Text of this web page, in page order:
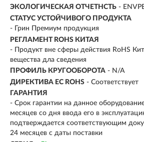
ЭКОЛОГИЧЕСКАЯ ОТЧЕТНСТЬ -
СТАТУС УСТОЙЧИВОГО ПРОДУКТА
- Грин Премиум продукция
РЕГЛАМЕНТ ROHS КИТАЯ
- Продукт вне сферы действия RoHS
вещества дла сведения
ПРОФИЛЬ КРУГООБОРОТА - N/A
ДИРЕКТИВА EC ROHS - Соответствует
ГАРАНТИЯ
- Срок гарантии на данное
месяцев со дня ввода его в
подтверждается соответствующим
24 месяцев с даты поставки